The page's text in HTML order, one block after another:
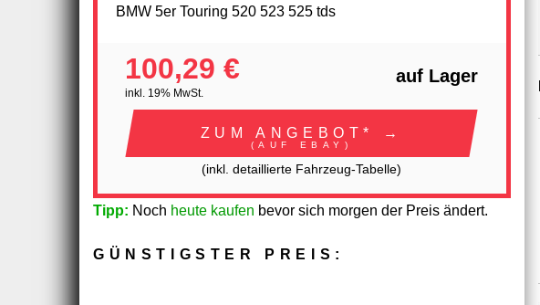
BMW 5er Touring 520 523 525 tds
100,29 €
inkl. 19% MwSt.
auf Lager
ZUM ANGEBOT* →
(AUF EBAY)
(inkl. detaillierte Fahrzeug-Tabelle)
Tipp: Noch heute kaufen bevor sich morgen der Preis ändert.
GÜNSTIGSTER PREIS: